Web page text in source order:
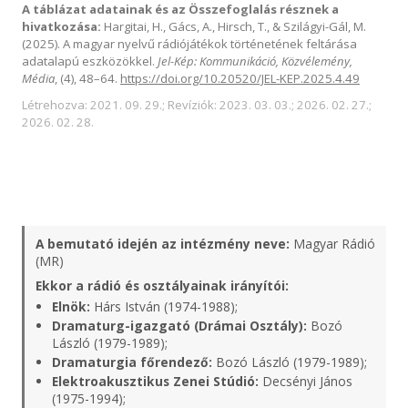
A táblázat adatainak és az Összefoglalás résznek a
hivatkozása: Hargitai, H., Gács, A., Hirsch, T., & Szilágyi-Gál, M.
(2025). A magyar nyelvű rádiójátékok történetének feltárása
adatalapú eszközökkel. Jel-Kép: Kommunikáció, Közvélemény,
Média, (4), 48–64. https://doi.org/10.20520/JEL-KEP.2025.4.49
Létrehozva: 2021. 09. 29.; Revíziók: 2023. 03. 03.; 2026. 02. 27.;
2026. 02. 28.
A bemutató idején az intézmény neve: Magyar Rádió
(MR)
Ekkor a rádió és osztályainak irányítói:
Elnök: Hárs István (1974-1988);
Dramaturg-igazgató (Drámai Osztály): Bozó
László (1979-1989);
Dramaturgia főrendező: Bozó László (1979-1989);
Elektroakusztikus Zenei Stúdió: Decsényi János
(1975-1994);